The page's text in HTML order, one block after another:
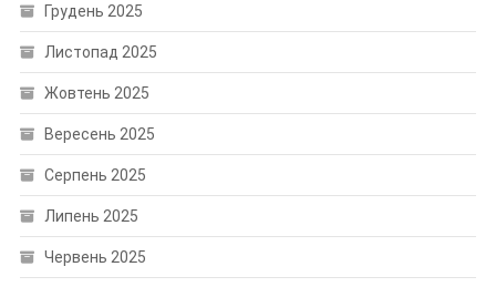
Грудень 2025
Листопад 2025
Жовтень 2025
Вересень 2025
Серпень 2025
Липень 2025
Червень 2025